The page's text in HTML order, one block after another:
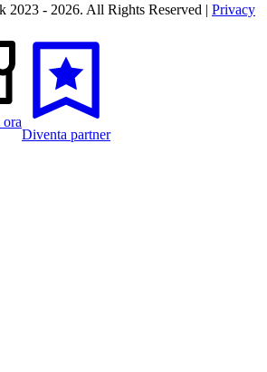
2023 - 2026. All Rights Reserved | Privacy
Diventa partner